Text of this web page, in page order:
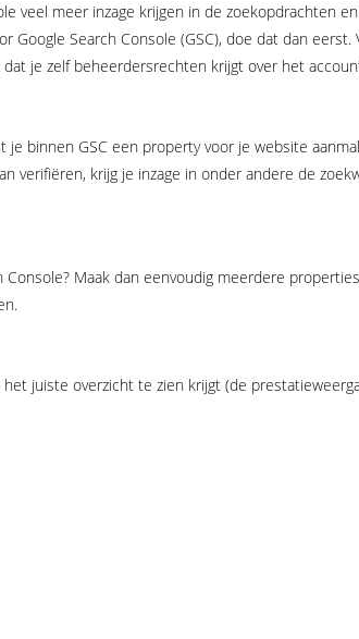
veel meer inzage krijgen in de zoekopdrachten
Search Console (GSC), doe dat dan eerst.
je zelf beheerdersrechten krijgt over het
binnen GSC een property voor je website
verifiëren, krijg je inzage in onder andere de
Maak dan eenvoudig meerdere
juiste overzicht te zien krijgt (de